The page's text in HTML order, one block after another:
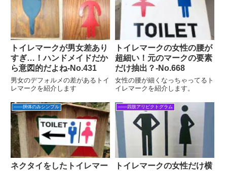
トイレマークが男女差あり
すぎ…！ハンドメイドだか
ら意図的だよね‐No.431
男女のデフォルメの差があるトイ
レマークを紹介します
トイレマークの女性の腰が
超細い！元のマークの要素
だけ抽出？‐No.668
女性の腰が細くなっちゃってるト
イレマークを紹介します。
――胴体のみシンプル
ネクタイをしたトイレマー
――四肢アリピクトグラム
トイレマークの女性だけ横